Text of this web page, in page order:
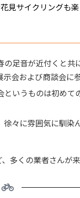
見サイクリングも
足音が近付くと
会および商談会に
いうものは初めて
々に雰囲気に馴染
多くの業者さんが来